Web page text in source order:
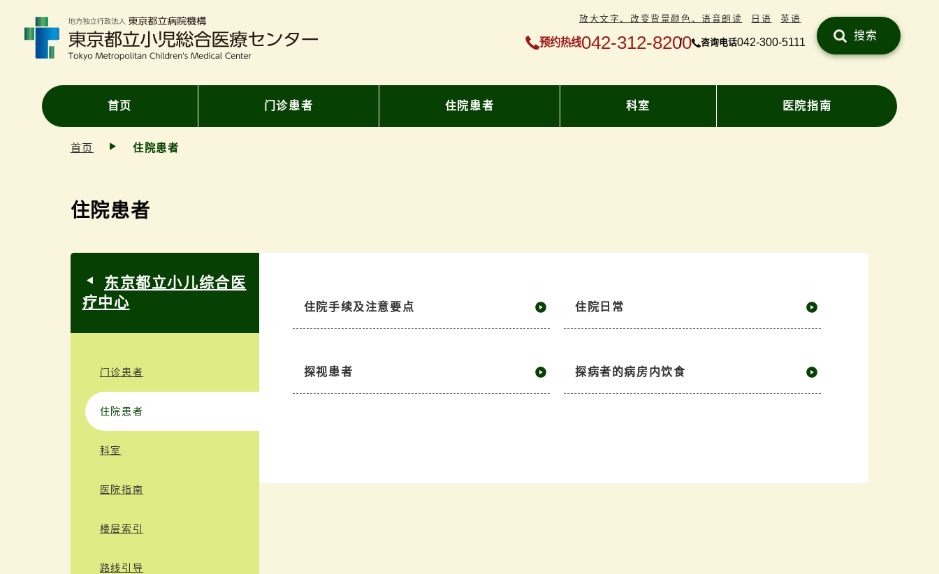
放大文字、改变背景颜色、语音朗读 日语 英语
预约热线042-312-8200 咨询电话042-300-5111
搜索
首页 门诊患者 住院患者 科室 医院指南
首页 住院患者
住院患者
住院手续及注意要点 住院日常
探视患者 探病者的病房内饮食
东京都立小儿综合医
疗中心
门诊患者
住院患者
科室
医院指南
楼层索引
路线引导